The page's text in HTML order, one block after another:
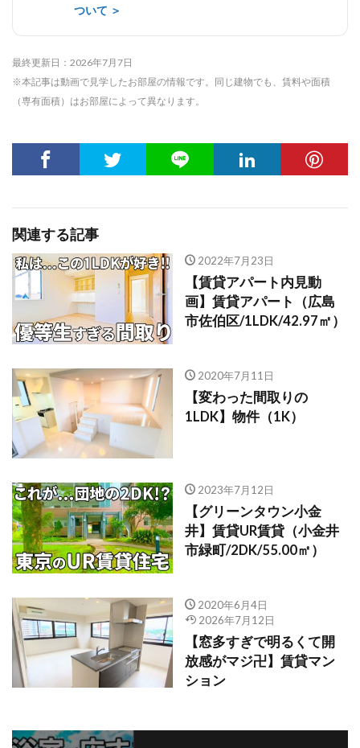
ついて ＞
最終更新日：2026年7月7日
※本記事は動画で見学したお部屋の情報です。同じ建物でも、賃料や面積
（専有面積）はお部屋によって異なります。
関連する記事
2022年7月23日
【賃貸アパート内見動
画】賃貸アパート（広島
市佐伯区/1LDK/42.97㎡）
2020年7月11日
【変わった間取りの
1LDK】物件（1K）
2023年7月12日
【グリーンタウン小金
井】賃貸UR賃貸（小金井
市緑町/2DK/55.00㎡）
2020年6月4日
2026年7月12日
【窓多すぎで明るくて開
放感がマジ卍】賃貸マン
ション